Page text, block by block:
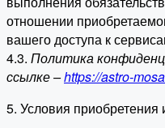
отношении
вашего доступа к
4.3. Политика
ссылке –https://astro-
5. Условия приобретения